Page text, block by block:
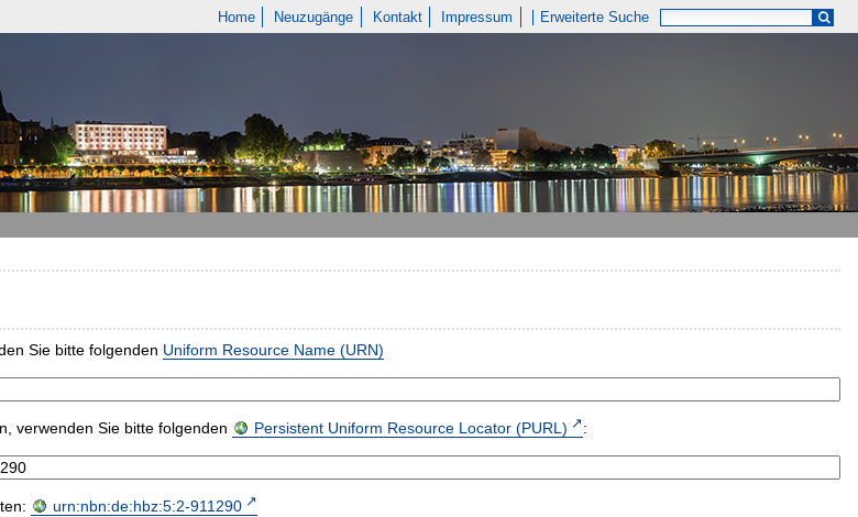
Home Neuzugänge Kontakt Impressum Erweiterte Suche
Sie bitte folgenden Uniform Resource Name (URN)
verwenden Sie bitte folgenden Persistent Uniform Resource Locator (PURL) :
urn:nbn:de:hbz:5:2-911290